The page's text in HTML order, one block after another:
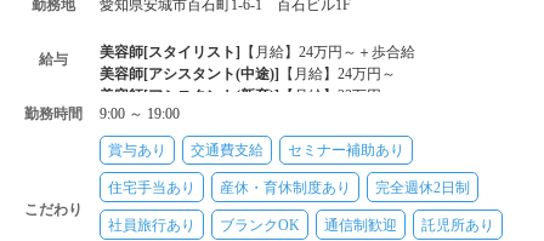
勤務地 愛知県安城市百石町1-6-1 百石ビル1F
給与 美容師[スタイリスト] 【月給】24万円～＋歩合給
美容師[アシスタント(中途)] 【月給】24万円～
美容師[アシスタント(新卒)] 【月給】23万円～
美容師[アシスタント(中途)]
勤務時間 9:00 ～ 19:00
こだわり
賞与あり 交通費支給 セミナー補助あり
住宅手当あり 産休・育休制度あり 完全週休2日制
社員旅行あり ブランクOK 通信制歓迎 託児所あり